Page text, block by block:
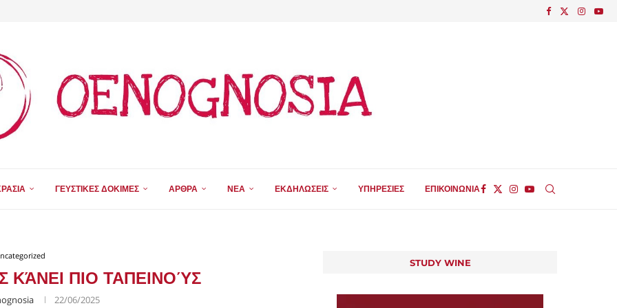
ΓΕΥΣΤΙΚΕΣ ΔΟΚΙΜΕΣ ΑΡΘΡΑ ΝΕΑ ΕΚΔΗΛΩΣΕΙΣ ΥΠΗΡΕΣΙΕΣ ΕΠΙΚΟΙΝΩΝΙΑ
ΚΆΝΕΙ ΠΙΟ ΤΑΠΕΙΝΟΎΣ
22/06/2025
STUDY WINE